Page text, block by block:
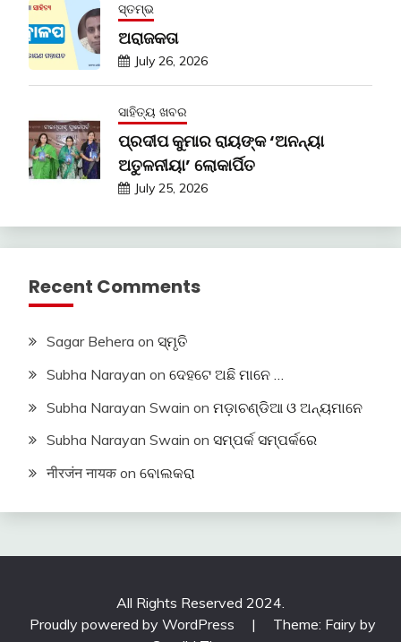
ସ୍ତମ୍ଭ
ଅରାଜକତା
July 26, 2026
ସାହିତ୍ୟ ଖବର
ପ୍ରଦୀପ କୁମାର ରାୟଙ୍କ ‘ଅନନ୍ୟା
ଅତୁଳନୀୟା’ ଲୋକାର୍ପିତ
July 25, 2026
Recent Comments
Sagar Behera on ସ୍ମୃତି
Subha Narayan on ଦେହଟେ ଅଛି ମାନେ …
Subha Narayan Swain on ମଡ଼ାଚଣ୍ଡିଆ ଓ ଅନ୍ୟମାନେ
Subha Narayan Swain on ସମ୍ପର୍କ ସମ୍ପର୍କରେ
नीरजंन नायक on ବୋଲକରା
All Rights Reserved 2024.
Proudly powered by WordPress
|
Theme: Fairy by